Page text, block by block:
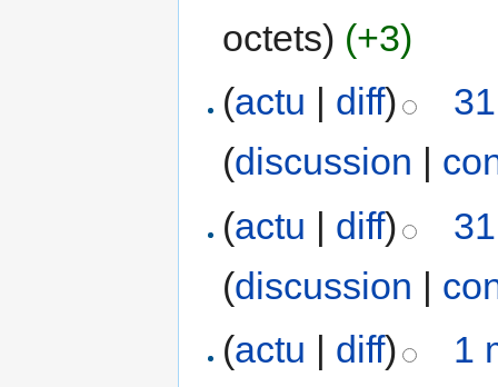
octets) (+3)
(actu | diff)
(discussion |
(actu | diff)
(discussion |
(actu | diff)
1